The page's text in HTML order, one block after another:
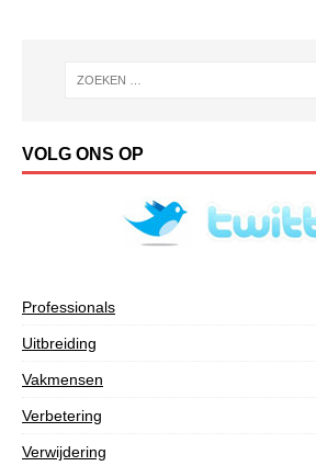
VOLG ONS OP
Professionals
Uitbreiding
Vakmensen
Verbetering
Verwijdering